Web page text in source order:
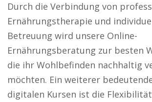
Durch die Verbindung von
Ernährungstherapie und
Betreuung wird unsere Online-
Ernährungsberatung zur besten
die ihr Wohlbefinden nachhaltig
möchten. Ein weiterer
digitalen Kursen ist die